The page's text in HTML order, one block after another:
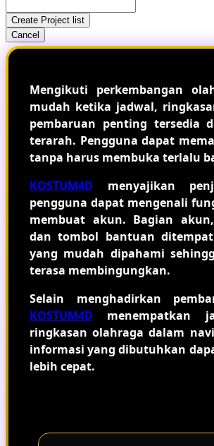
Create Project list
Cancel
Mengikuti perkembangan
mudah ketika jadwal,
pembaruan penting tersedia
terarah. Pengguna dapat
tanpa harus membuka terlalu
KOSTUM4D menyajikan
pengguna dapat mengenali
membuat akun. Bagian
dan tombol bantuan
yang mudah dipahami
terasa membingungkan.
Selain menghadirkan
KOSTUM4D menempatkan
ringkasan olahraga dalam
informasi yang dibutuhkan
lebih cepat.